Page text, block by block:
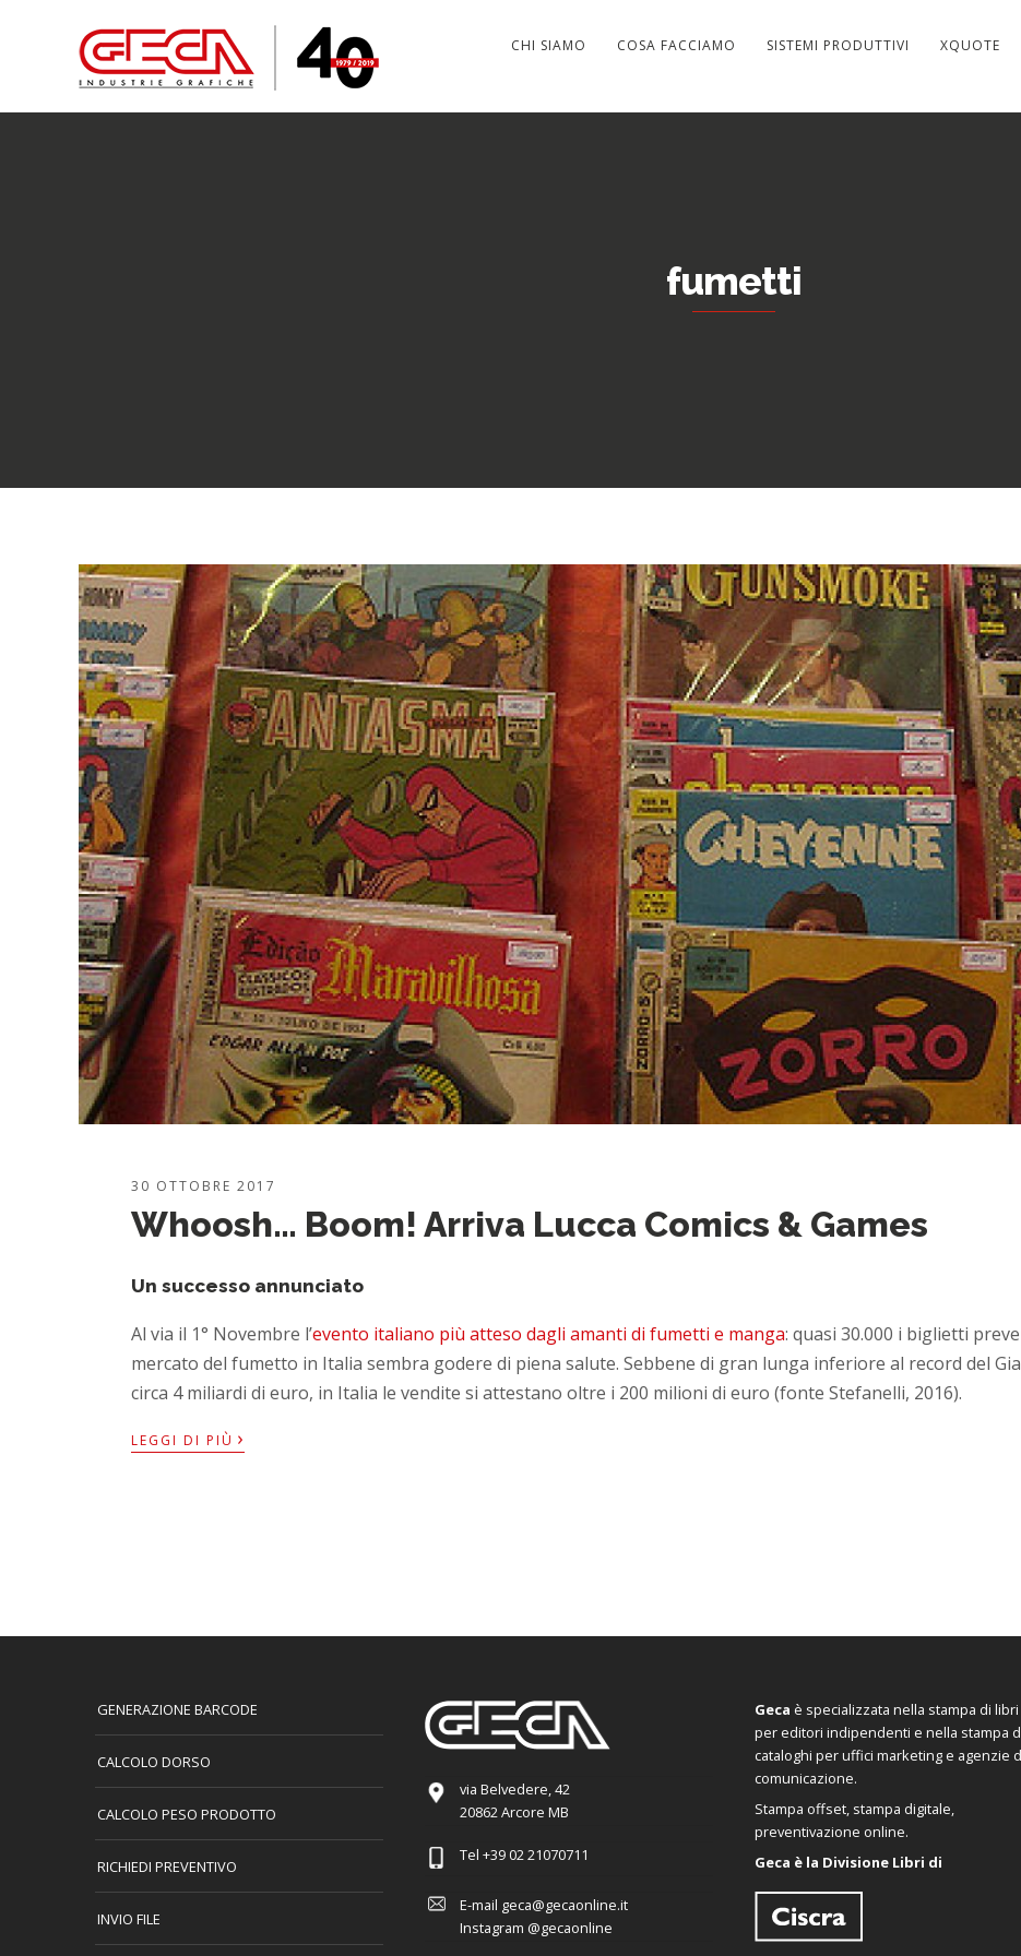
CHI SIAMO COSA FACCIAMO SISTEMI PRODUTTIVI XQUOTE
fumetti
30 OTTOBRE 2017
Whoosh… Boom! Arriva Lucca Comics & Games
Un successo annunciato
Al via il 1° Novembre l’evento italiano più atteso dagli amanti di fumetti e manga: quasi 30.000 i biglietti
mercato del fumetto in Italia sembra godere di piena salute. Sebbene di gran lunga inferiore al record del
circa 4 miliardi di euro, in Italia le vendite si attestano oltre i 200 milioni di euro (fonte Stefanelli, 2016).
LEGGI DI PIÙ ›
GENERAZIONE BARCODE
CALCOLO DORSO
CALCOLO PESO PRODOTTO
RICHIEDI PREVENTIVO
INVIO FILE
via Belvedere, 42
20862 Arcore MB
Tel +39 02 21070711
E-mail geca@gecaonline.it
Instagram @gecaonline
Geca è specializzata nella stampa di libri
per editori indipendenti e nella stampa
cataloghi per uffici marketing e agenzie
comunicazione.
Stampa offset, stampa digitale,
preventivazione online.
Geca è la Divisione Libri di